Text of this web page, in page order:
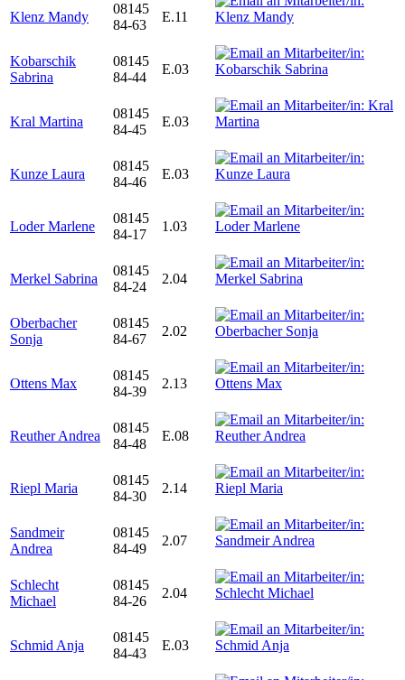
Klenz Mandy
08145
84-63
E.11
Kobarschik
Sabrina
08145
84-44
E.03
Kral Martina
08145
84-45
E.03
Kunze Laura
08145
84-46
E.03
Loder Marlene
08145
84-17
1.03
Merkel Sabrina
08145
84-24
2.04
Oberbacher
Sonja
08145
84-67
2.02
Ottens Max
08145
84-39
2.13
Reuther Andrea
08145
84-48
E.08
Riepl Maria
08145
84-30
2.14
Sandmeir
Andrea
08145
84-49
2.07
Schlecht
Michael
08145
84-26
2.04
Schmid Anja
08145
84-43
E.03